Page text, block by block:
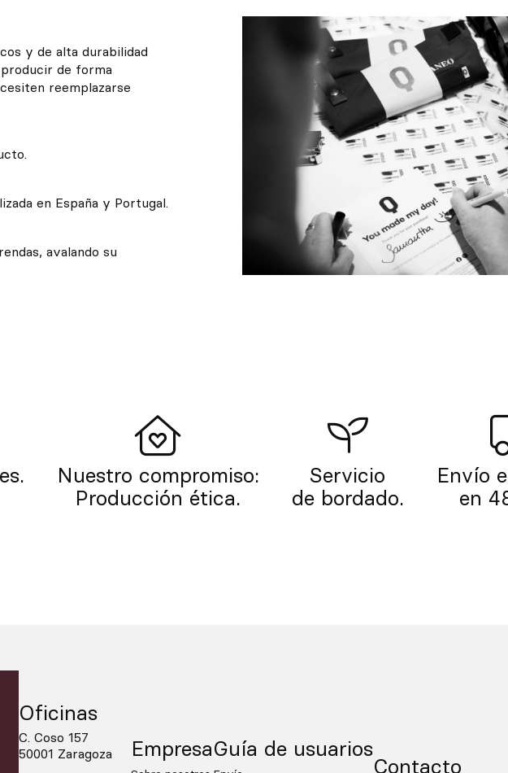
y de alta durabilidad
de forma
reemplazarse
en España y Portugal.
avalando su
Nuestro compromiso:
Producción ética.
Servicio
de bordado.
Envío
en
Oficinas
C. Coso 157
50001 Zaragoza
EmpresaGuía de usuarios
Contacto